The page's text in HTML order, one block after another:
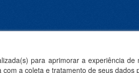
para aprimorar a experiência
a coleta e tratamento de seus